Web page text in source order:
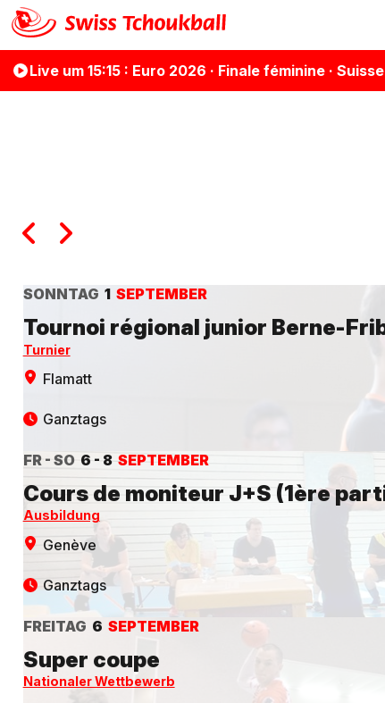
Live um 15:15: Euro 2026 · Finale féminine ·
SONNTAG 1 SEPTEMBER
Tournoi régional junior Berne-
Turnier
Flamatt
Ganztags
FR - SO 6 - 8 SEPTEMBER
Cours de moniteur J+S (1ère
Ausbildung
Genève
Ganztags
FREITAG 6 SEPTEMBER
Super coupe
Nationaler Wettbewerb